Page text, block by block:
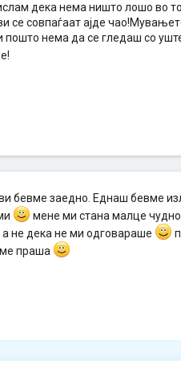
дека нема ништо лошо во
се совпаѓаат ајде
пошто нема да се гледаш со
бевме заедно. Еднаш бевме
мене ми стана малце
а не дека не ми одговараше
праша